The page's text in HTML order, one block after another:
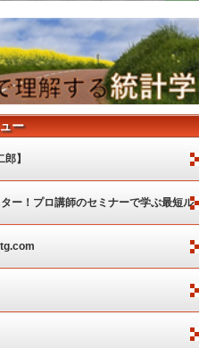
ー
】
ー！プロ講師のセミナーで学ぶ最短ル